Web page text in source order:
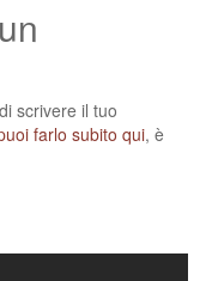
scrivere il tuo
farlo subito qui, è